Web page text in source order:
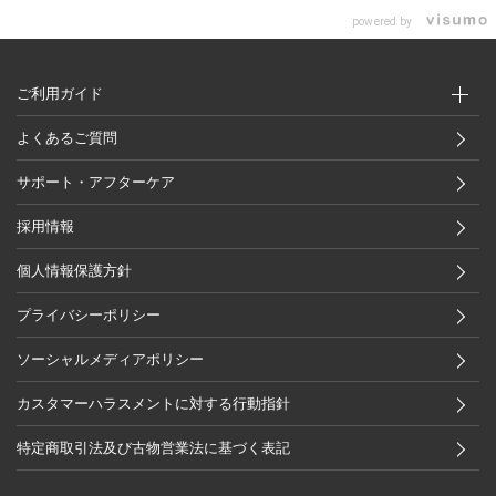
powered by
ご利用ガイド
よくあるご質問
サポート・アフターケア
採用情報
個人情報保護方針
プライバシーポリシー
ソーシャルメディアポリシー
カスタマーハラスメントに対する行動指針
特定商取引法及び古物営業法に基づく表記